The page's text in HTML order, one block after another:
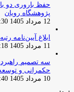
حفظ باروری دو
پژوهشگاه رویان
12 مرداد 1405 21:30
ابلاغ آیین‌نامه
11 مرداد 1405 19:18
سه تصمیم
حکمرانی و
10 مرداد 1405 18:40